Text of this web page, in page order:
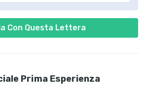
Con Questa Lettera
Prima Esperienza